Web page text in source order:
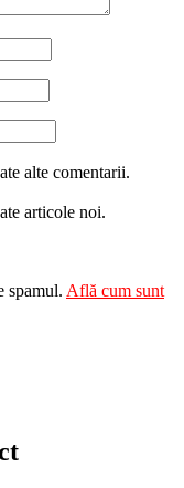
alte comentarii.
articole noi.
spamul. Află cum sunt